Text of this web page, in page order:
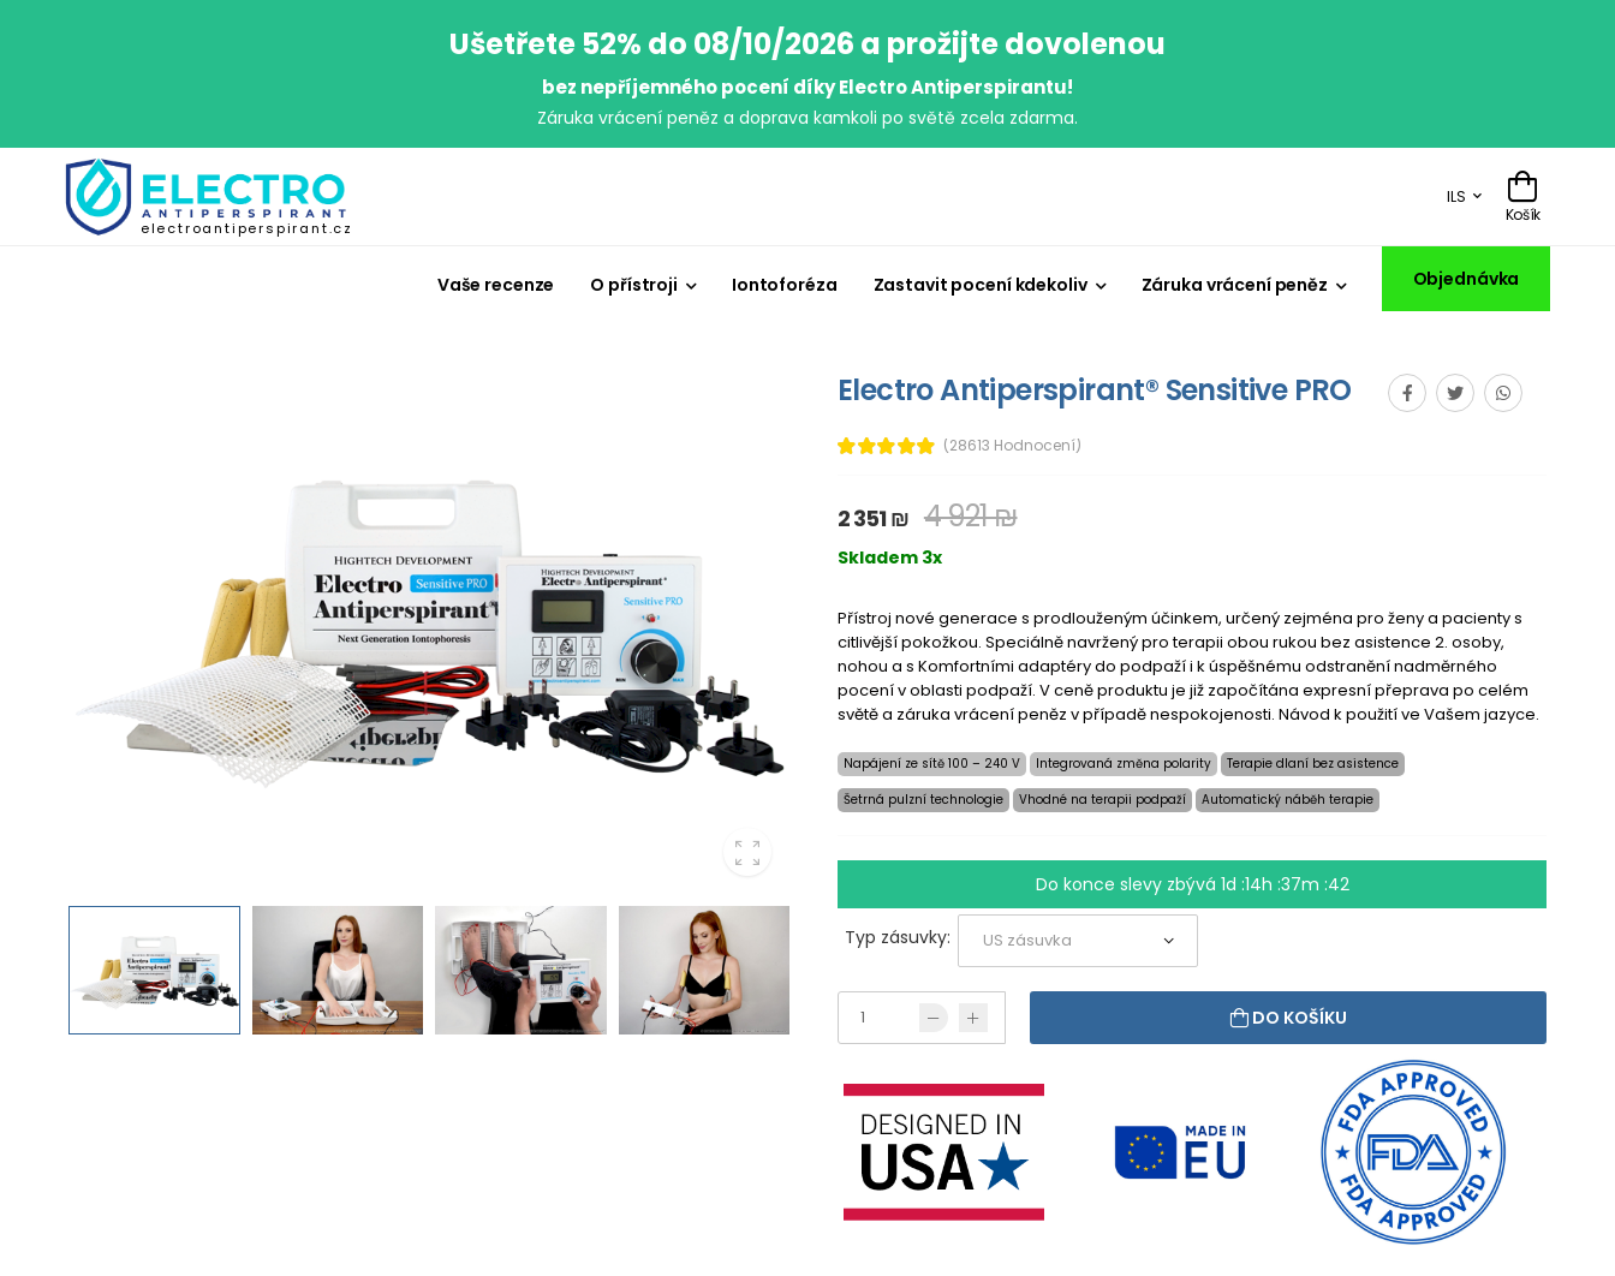
Ušetřete 52% do 08/10/2026 a prožijte dovolenou
bez nepříjemného pocení díky Electro Antiperspirantu!
Záruka vrácení peněz a doprava kamkoli po světě zcela zdarma.
electroantiperspirant.cz
ILS
Košík
Vaše recenze O přístroji Iontoforéza Zastavit pocení kdekoliv Záruka vrácení peněz Objednávka
Electro Antiperspirant® Sensitive PRO
(28613 Hodnocení)
2 351 ₪ 4 921 ₪
Skladem 3x
Přístroj nové generace s prodlouženým účinkem, určený zejména pro ženy a pacienty s
citlivější pokožkou. Speciálně navržený pro terapii obou rukou bez asistence 2. osoby,
nohou a s Komfortními adaptéry do podpaží i k úspěšnému odstranění nadměrného
pocení v oblasti podpaží. V ceně produktu je již započítána expresní přeprava po celém
světě a záruka vrácení peněz v případě nespokojenosti. Návod k použití ve Vašem jazyce.
Napájení ze sítě 100 – 240 V Integrovaná změna polarity
Terapie dlaní bez asistence
Šetrná pulzní technologie
Vhodné na terapii podpaží Automatický náběh terapie
Do konce slevy zbývá1d :14h :37m :41
Typ zásuvky:
DO KOŠÍKU